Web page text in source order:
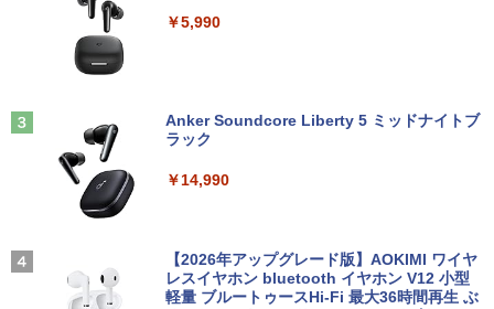
パソコン Windows XP 快適 Corei3 新品
￥17,800
ノートパソコン
￥24,800
スクトップパソコン VETESA 22型液晶
者向け 高性能PC 新品
ンス】GMKtec G10 ミニPC【AMD Ryz
en 5 3500U DDR4 16GB 512GB/256GB/
1T SSD】4C/8T 3.7GHz 64GB 16T拡張
き USB Type-C ミニHDMI
モニター台 ラック ヴィト 【玄関先迄納
【10%OFFクーポン】KOORUIモニター
￥26,400
んのおうち（1～40巻） （0） [ 中脇 初
枝 ]
￥5,990
Anker Soundcore Liberty 5 ミッドナイトブ
ラック
￥14,990
【2026年アップグレード版】AOKIMI ワイヤ
レスイヤホン bluetooth イヤホン V12 小型
軽量 ブルートゥースHi-Fi 最大36時間再生 ぶ